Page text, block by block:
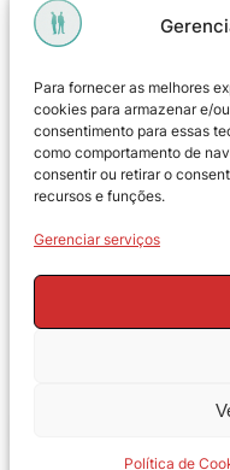
Para fornecer as melhores
cookies para armazenar e/
consentimento para essas
como comportamento de
consentir ou retirar o
recursos e funções.
Gerenciar serviços
Política de
Política de
Política de Troca
Política de
18.269.230/0001-16. Todos